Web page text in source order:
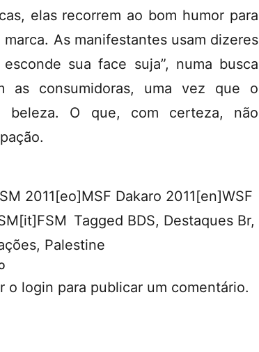
elas recorrem ao bom humor para
As manifestantes usam dizeres
sua face suja”, numa busca
as consumidoras, uma vez que o
beleza. O que, com certeza, não
2011[eo]MSF Dakaro 2011[en]WSF
Tagged BDS, Destaques Br,
, Palestine
o login para publicar um comentário.